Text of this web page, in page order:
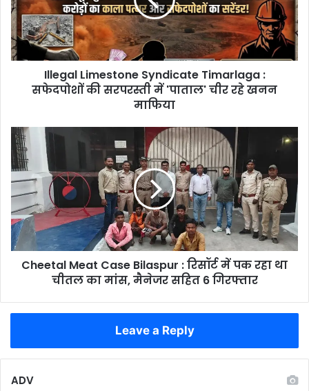
सफेदपोशों
की
सरपरस्ती
में
माफिया
Illegal Limestone Syndicate Timarlaga :
सफेदपोशों की सरपरस्ती में 'पाताल' चीर रहे खनन
माफिया
Cheetal
Meat
Case
Bilaspur
रिसॉर्ट
में
पक
रहा
6
Cheetal Meat Case Bilaspur : रिसॉर्ट में पक रहा था
चीतल का मांस, मैनेजर सहित 6 गिरफ्तार
Leave a Reply
ADV